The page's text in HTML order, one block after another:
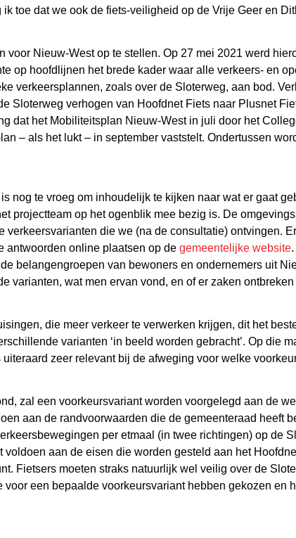
ik toe dat we ook de fiets-veiligheid op de Vrije Geer en
Nieuw-West op te stellen. Op 27 mei 2021 werd
op hoofdlijnen het brede kader waar alle verkeers- en
verkeersplannen, zoals over de Sloterweg, aan bod.
Sloterweg verhogen van Hoofdnet Fiets naar Plusnet
dat het Mobiliteitsplan Nieuw-West in juli door het
– als het lukt – in september vaststelt. Ondertussen
nog te vroeg om inhoudelijk te kijken naar wat er gaat
projectteam op het ogenblik mee bezig is. De
verkeersvarianten die we (na de consultatie) ontvingen.
antwoorden online plaatsen op de gemeentelijke website
belangengroepen van bewoners en ondernemers uit
varianten, wat men ervan vond, en of er zaken
die meer verkeer te verwerken krijgen, dit het
varianten ‘in beeld worden gebracht’. Op die
zeer relevant bij de afweging voor welke
zal een voorkeursvariant worden voorgelegd aan de
aan de randvoorwaarden die de gemeenteraad heeft
per etmaal (in twee richtingen) op de
aan de eisen die worden gesteld aan het
Fietsers moeten straks natuurlijk wel veilig over de
een bepaalde voorkeursvariant hebben gekozen en